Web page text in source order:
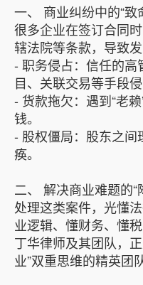
一、 商业纠纷中的“致
很多企业在签订合同
辖法院等条款，导致
- 职务侵占：信任的
目、关联交易等手段侵
- 货款拖欠：遇到“老
钱。
- 股权僵局：股东之
痪。
二、 解决商业难题的“
处理这类案件，光懂
业逻辑、懂财务、懂税
丁华律师及其团队，
业”双重思维的精英团